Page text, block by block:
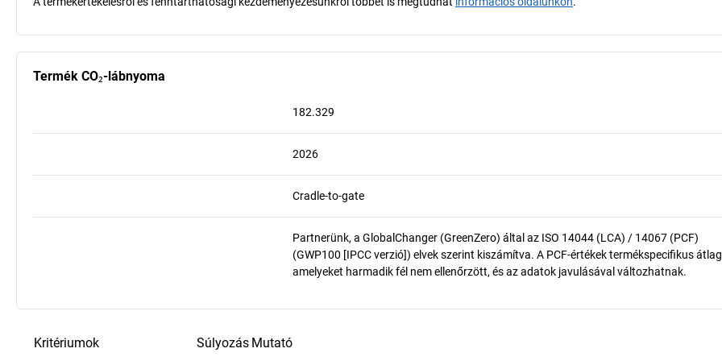
Termék CO₂-lábnyoma
182.329
2026
Cradle-to-gate
Partnerünk, a GlobalChanger (GreenZero) által az ISO 14044 (LCA) / 14067 (PCF)
(GWP100 [IPCC verzió]) elvek szerint kiszámítva. A PCF-értékek termékspecifikus
amelyeket harmadik fél nem ellenőrzött, és az adatok javulásával változhatnak.
Kritériumok Súlyozás Mutató